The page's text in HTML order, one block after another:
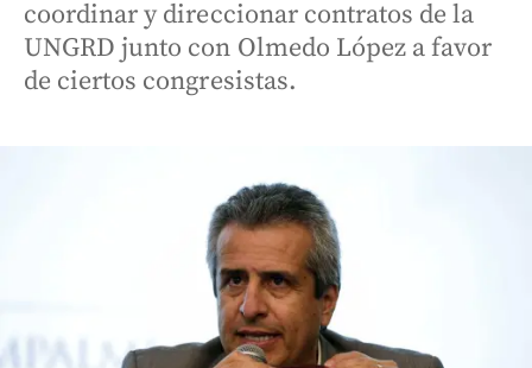
coordinar y direccionar contratos de la
UNGRD junto con Olmedo López a favor
de ciertos congresistas.